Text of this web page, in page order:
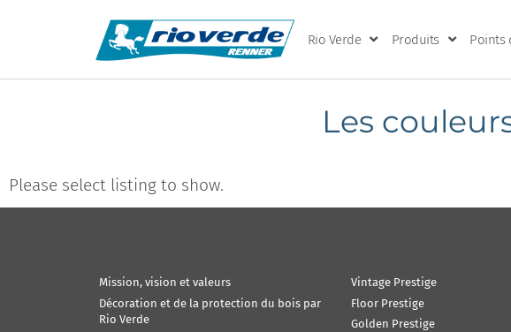
Rio Verde Produits Points
Les
Please select listing to show.
Mission, vision et valeurs
Décoration et de la protection du bois par
Rio Verde
Vintage Prestige
Floor Prestige
Golden Prestige